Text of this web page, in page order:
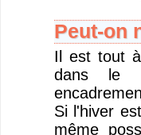
Peut-on
Il est tout
dans le
Si l'hiver
même